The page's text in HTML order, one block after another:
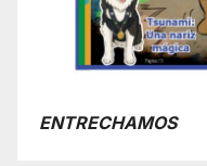
ENTRECHAMOS